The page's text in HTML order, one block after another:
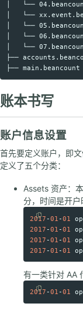
│   └──
│   └──
│   └──
│   └──
│   └──
├──
账本书写
账户信息设置
首先要定义账户，即
定义了五个分类：
Assets 资产：
分，时间是开户
Copy code
2017 -01 -01
2017 -01 -01
2017 -01 -01
2017 -01 -01
有一类针对 AA
Copy code
2017 -01 -01